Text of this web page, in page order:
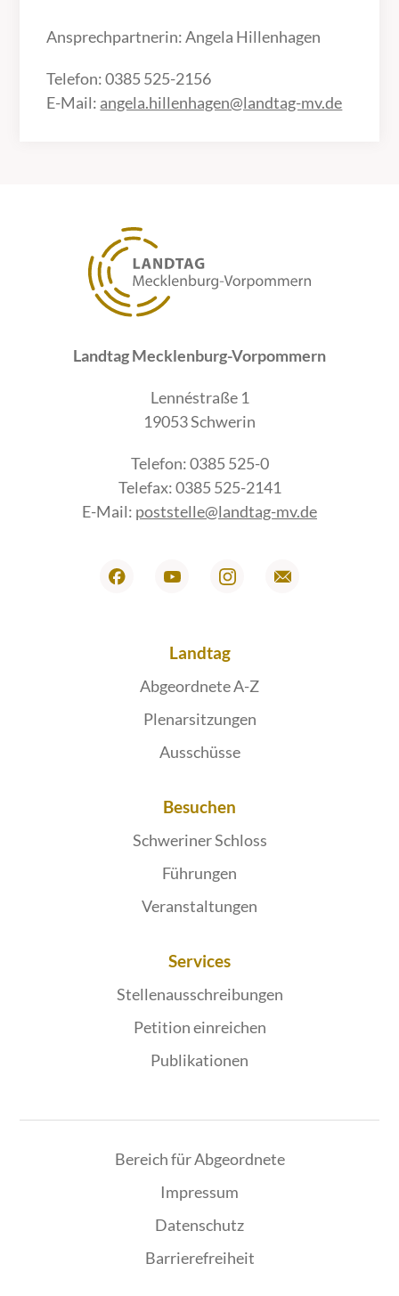
Ansprechpartnerin: Angela Hillenhagen
Telefon: 0385 525-2156
E-Mail: angela.hillenhagen@landtag-mv.de
Landtag Mecklenburg-Vorpommern
Lennéstraße 1
19053 Schwerin
Telefon: 0385 525-0
Telefax: 0385 525-2141
E-Mail: poststelle@landtag-mv.de
Landtag
Abgeordnete A-Z
Plenarsitzungen
Ausschüsse
Besuchen
Schweriner Schloss
Führungen
Veranstaltungen
Services
Stellenausschreibungen
Petition einreichen
Publikationen
Bereich für Abgeordnete
Impressum
Datenschutz
Barrierefreiheit